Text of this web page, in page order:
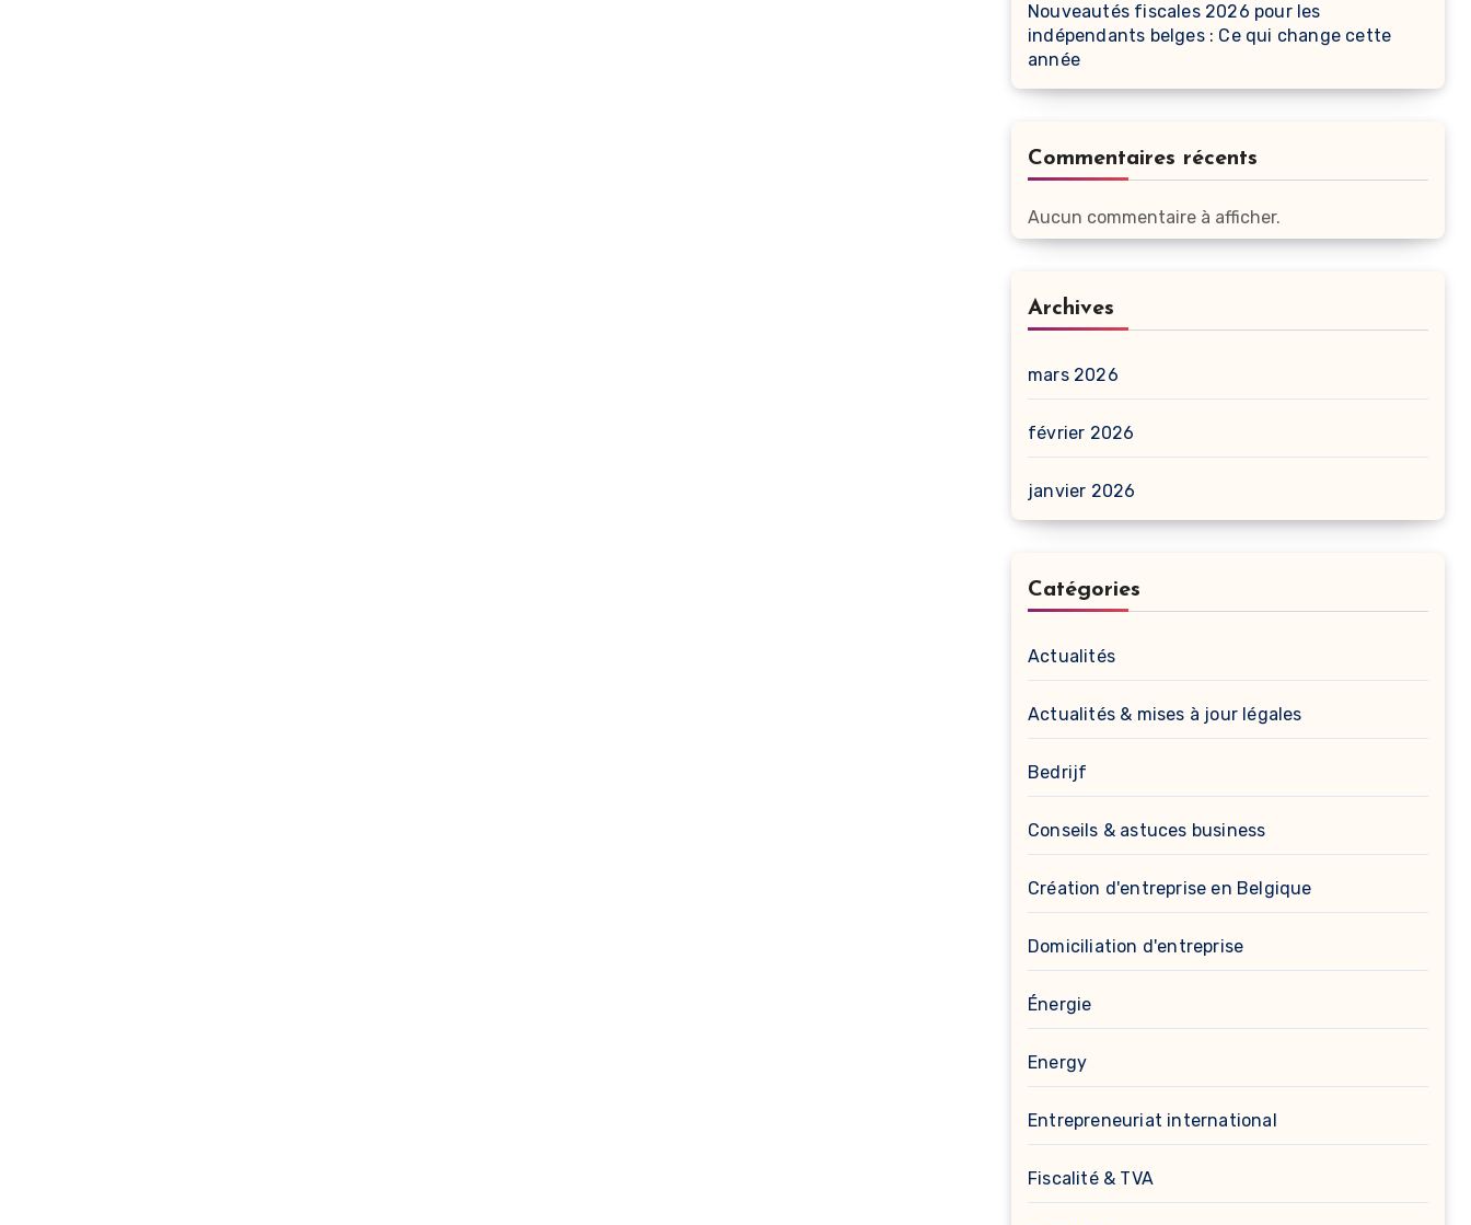
Nouveautés fiscales 2026 pour les
indépendants belges : Ce qui change cette
année
Commentaires récents
Aucun commentaire à afficher.
Archives
mars 2026
février 2026
janvier 2026
Catégories
Actualités
Actualités & mises à jour légales
Bedrijf
Conseils & astuces business
Création d'entreprise en Belgique
Domiciliation d'entreprise
Énergie
Energy
Entrepreneuriat international
Fiscalité & TVA